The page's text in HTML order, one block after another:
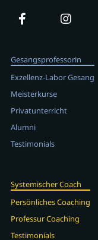
Gesangsprofessorin
Exzellenz-Labor Gesang
Meisterkurse
Privatunterricht
Alumni
Testimonials
Systemischer Coach
Persönliches Coaching
Professur Coaching
Testimonials